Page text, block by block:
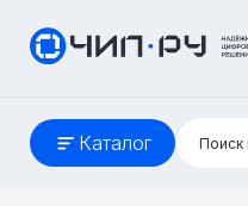
Каталог
Поиск:
Поиск